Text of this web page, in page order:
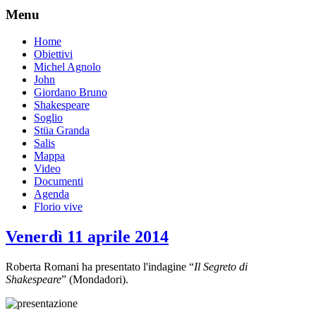
Menu
Home
Obiettivi
Michel Agnolo
John
Giordano Bruno
Shakespeare
Soglio
Stüa Granda
Salis
Mappa
Video
Documenti
Agenda
Florio vive
Venerdì 11 aprile 2014
Roberta Romani ha presentato l'indagine “Il Segreto di
Shakespeare” (Mondadori).